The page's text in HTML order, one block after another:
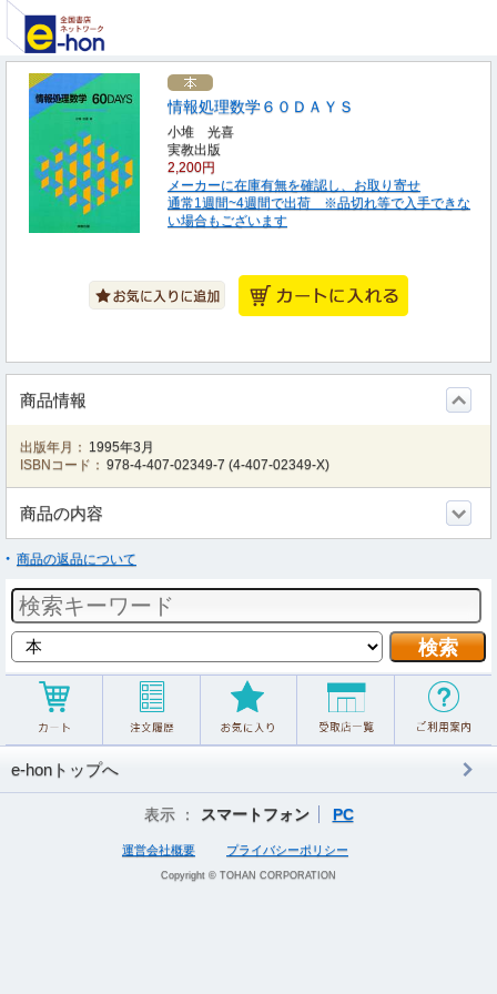
情報処理数学６０ＤＡＹＳ
小堆 光喜
実教出版
2,200円
メーカーに在庫有無を確認し、お取り寄せ
通常1週間~4週間で出荷 ※品切れ等で入手できな
い場合もございます
商品情報
出版年月： 1995年3月
ISBNコード： 978-4-407-02349-7 (4-407-02349-X)
商品の内容
商品の返品について
e-honトップへ
表示 ： スマートフォン PC
運営会社概要 プライバシーポリシー
Copyright © TOHAN CORPORATION